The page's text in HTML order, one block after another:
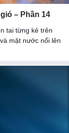
– Phần 14
tai từng kẻ trên
mặt nước nổi lên